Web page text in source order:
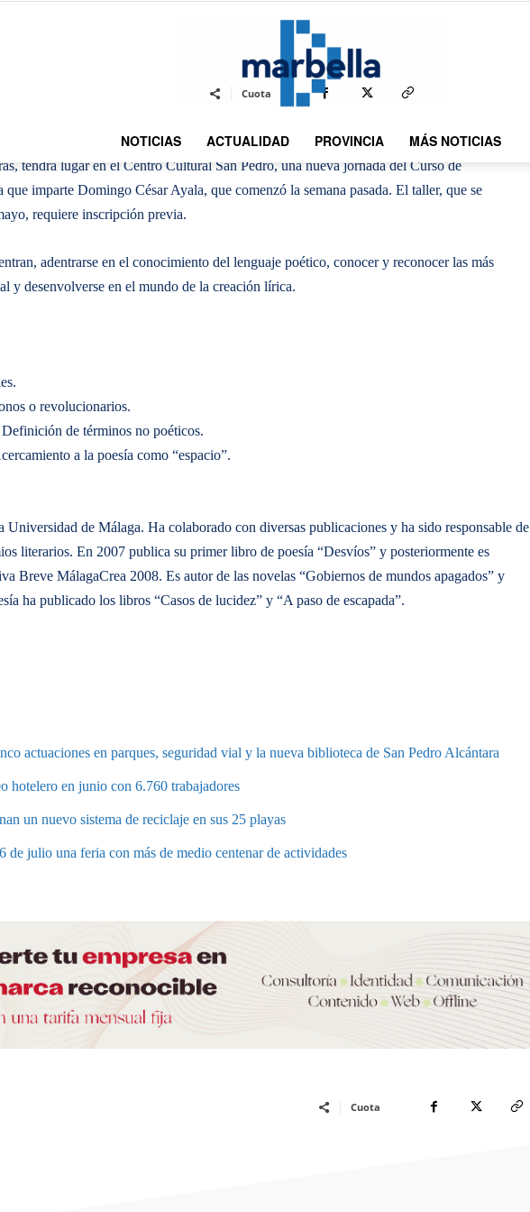
DMarbella
NOTICIAS ACTUALIDAD PROVINCIA MÁS NOTICIAS
Cuota
tendrá lugar en el Centro Cultural San Pedro, una nueva jornada del Curso de
imparte Domingo César Ayala, que comenzó la semana pasada. El taller, que se
requiere inscripción previa.
adentrarse en el conocimiento del lenguaje poético, conocer y reconocer las más
y desenvolverse en el mundo de la creación lírica.
o revolucionarios.
de términos no poéticos.
a la poesía como “espacio”.
de Málaga. Ha colaborado con diversas publicaciones y ha sido responsable de
literarios. En 2007 publica su primer libro de poesía “Desvíos” y posteriormente es
Breve MálagaCrea 2008. Es autor de las novelas “Gobiernos de mundos apagados” y
ha publicado los libros “Casos de lucidez” y “A paso de escapada”.
actuaciones en parques, seguridad vial y la nueva biblioteca de San Pedro Alcántara
hotelero en junio con 6.760 trabajadores
un nuevo sistema de reciclaje en sus 25 playas
julio una feria con más de medio centenar de actividades
Cuota